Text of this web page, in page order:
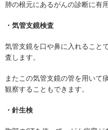
肺の根元にあるがんの診断に有用
・気管支鏡検査
気管支鏡を口や鼻に入れること
査します。
またこの気管支鏡の管を用いて
観察することもできます。
・針生検